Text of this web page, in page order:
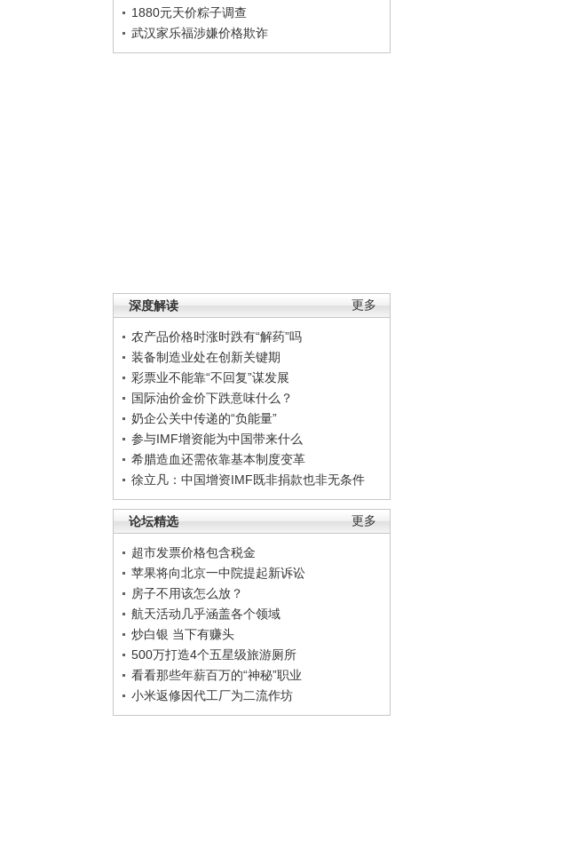
1880元天价粽子调查
武汉家乐福涉嫌价格欺诈
更多
深度解读
农产品价格时涨时跌有“解药”吗
装备制造业处在创新关键期
彩票业不能靠“不回复”谋发展
国际油价金价下跌意味什么？
奶企公关中传递的“负能量”
参与IMF增资能为中国带来什么
希腊造血还需依靠基本制度变革
徐立凡：中国增资IMF既非捐款也非无条件
更多
论坛精选
超市发票价格包含税金
苹果将向北京一中院提起新诉讼
房子不用该怎么放？
航天活动几乎涵盖各个领域
炒白银 当下有赚头
500万打造4个五星级旅游厕所
看看那些年薪百万的“神秘”职业
小米返修因代工厂为二流作坊